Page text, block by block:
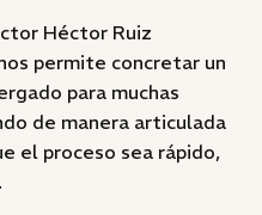
Héctor Ruiz
permite concretar un
para muchas
de manera articulada
el proceso sea rápido,